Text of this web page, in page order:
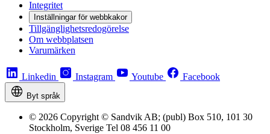
Integritet
Inställningar för webbkakor
Tillgänglighetsredogörelse
Om webbplatsen
Varumärken
Linkedin Instagram Youtube Facebook
Byt språk
© 2026 Copyright © Sandvik AB; (publ) Box 510, 101 30
Stockholm, Sverige Tel 08 456 11 00